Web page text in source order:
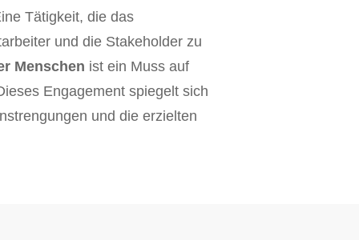
Tätigkeit, die das
und die Stakeholder zu
Menschen ist ein Muss auf
Engagement spiegelt sich
und die erzielten